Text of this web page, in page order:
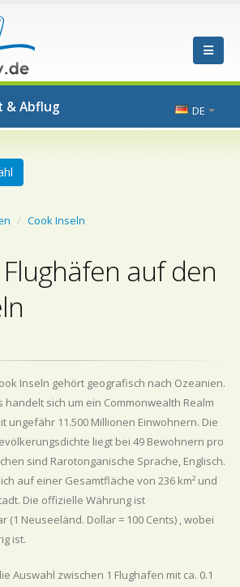
& Abflug DE
Cook Inseln
auf den
Inseln gehört geografisch nach Ozeanien.
handelt sich um ein Commonwealth Realm
ungefähr 11.500 Millionen Einwohnern. Die
liegt bei 49 Bewohnern pro
sind Rarotonganische Sprache, Englisch.
auf einer Gesamtfläche von 236 km² und
Die offizielle Währung ist
(1 Neuseeländ. Dollar = 100 Cents) , wobei
ist.
Auswahl zwischen 1 Flughafen mit ca. 0.1